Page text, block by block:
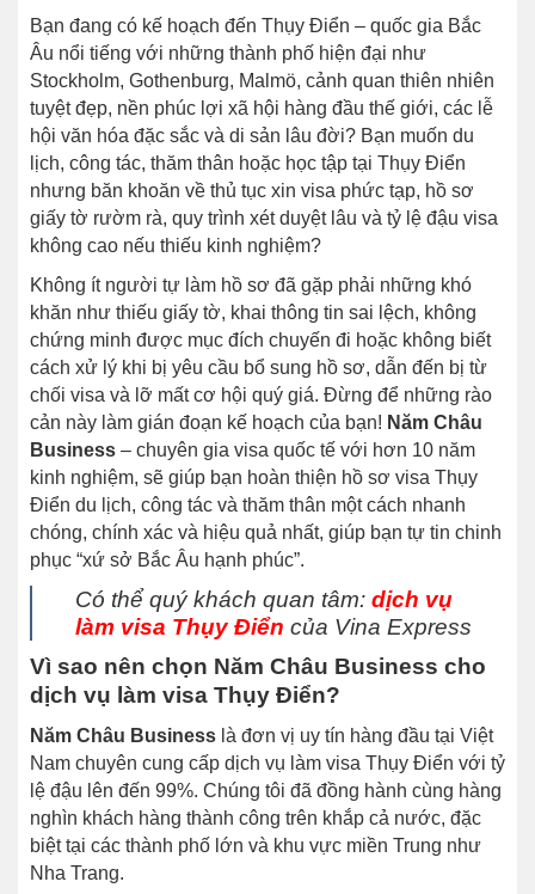
Bạn đang có kế hoạch đến Thụy Điển – quốc gia Bắc
Âu nổi tiếng với những thành phố hiện đại như
Stockholm, Gothenburg, Malmö, cảnh quan thiên nhiên
tuyệt đẹp, nền phúc lợi xã hội hàng đầu thế giới, các lễ
hội văn hóa đặc sắc và di sản lâu đời? Bạn muốn du
lịch, công tác, thăm thân hoặc học tập tại Thụy Điển
nhưng băn khoăn về thủ tục xin visa phức tạp, hồ sơ
giấy tờ rườm rà, quy trình xét duyệt lâu và tỷ lệ đậu visa
không cao nếu thiếu kinh nghiệm?
Không ít người tự làm hồ sơ đã gặp phải những khó
khăn như thiếu giấy tờ, khai thông tin sai lệch, không
chứng minh được mục đích chuyến đi hoặc không biết
cách xử lý khi bị yêu cầu bổ sung hồ sơ, dẫn đến bị từ
chối visa và lỡ mất cơ hội quý giá. Đừng để những rào
cản này làm gián đoạn kế hoạch của bạn! Năm Châu
Business – chuyên gia visa quốc tế với hơn 10 năm
kinh nghiệm, sẽ giúp bạn hoàn thiện hồ sơ visa Thụy
Điển du lịch, công tác và thăm thân một cách nhanh
chóng, chính xác và hiệu quả nhất, giúp bạn tự tin chinh
phục “xứ sở Bắc Âu hạnh phúc”.
Có thể quý khách quan tâm: dịch vụ
làm visa Thụy Điển của Vina Express
Vì sao nên chọn Năm Châu Business cho
dịch vụ làm visa Thụy Điển?
Năm Châu Business là đơn vị uy tín hàng đầu tại Việt
Nam chuyên cung cấp dịch vụ làm visa Thụy Điển với tỷ
lệ đậu lên đến 99%. Chúng tôi đã đồng hành cùng hàng
nghìn khách hàng thành công trên khắp cả nước, đặc
biệt tại các thành phố lớn và khu vực miền Trung như
Nha Trang.